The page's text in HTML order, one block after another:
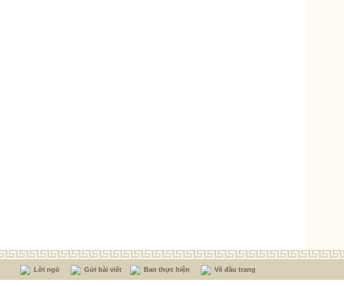
Lời ngỏ Gửi bài viết Ban thực hiện Về đầu trang